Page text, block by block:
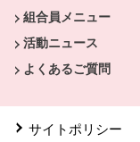
組合員メニュー
活動ニュース
よくあるご質問
サイトポリシー